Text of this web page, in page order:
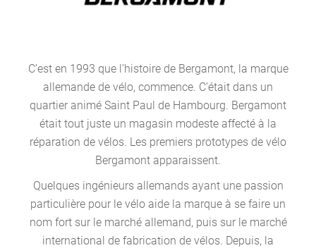
C’est en 1993 que l’histoire de Bergamont, la marque
allemande de vélo, commence. C’était dans un
quartier animé Saint Paul de Hambourg. Bergamont
était tout juste un magasin modeste affecté à la
réparation de vélos. Les premiers prototypes de vélo
Bergamont apparaissent.
Quelques ingénieurs allemands ayant une passion
particulière pour le vélo aide la marque à se faire un
nom fort sur le marché allemand, puis sur le marché
international de fabrication de vélos. Depuis, la